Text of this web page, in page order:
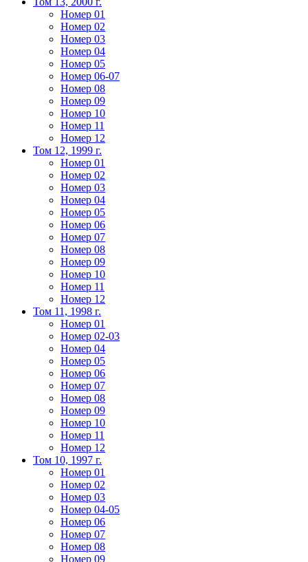
Номер 01
Номер 02
Номер 03
Номер 04
Номер 05
Номер 06-07
Номер 08
Номер 09
Номер 10
Номер 11
Номер 12
Том 12, 1999 г.
Номер 01
Номер 02
Номер 03
Номер 04
Номер 05
Номер 06
Номер 07
Номер 08
Номер 09
Номер 10
Номер 11
Номер 12
Том 11, 1998 г.
Номер 01
Номер 02-03
Номер 04
Номер 05
Номер 06
Номер 07
Номер 08
Номер 09
Номер 10
Номер 11
Номер 12
Том 10, 1997 г.
Номер 01
Номер 02
Номер 03
Номер 04-05
Номер 06
Номер 07
Номер 08
Номер 09